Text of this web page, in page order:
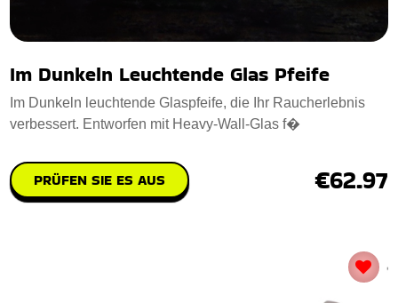
Im Dunkeln Leuchtende Glas Pfeife
Im Dunkeln leuchtende Glaspfeife, die Ihr Raucherlebnis
verbessert. Entworfen mit Heavy-Wall-Glas f�
PRÜFEN SIE ES AUS €62.97